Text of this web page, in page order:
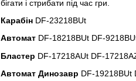
бігати і стрибати під час гри.
Карабін DF-23218BUt
Автомат DF-18218BUt DF-
Бластер DF-17218AUt DF-
Автомат Динозавр DF-19218BUt